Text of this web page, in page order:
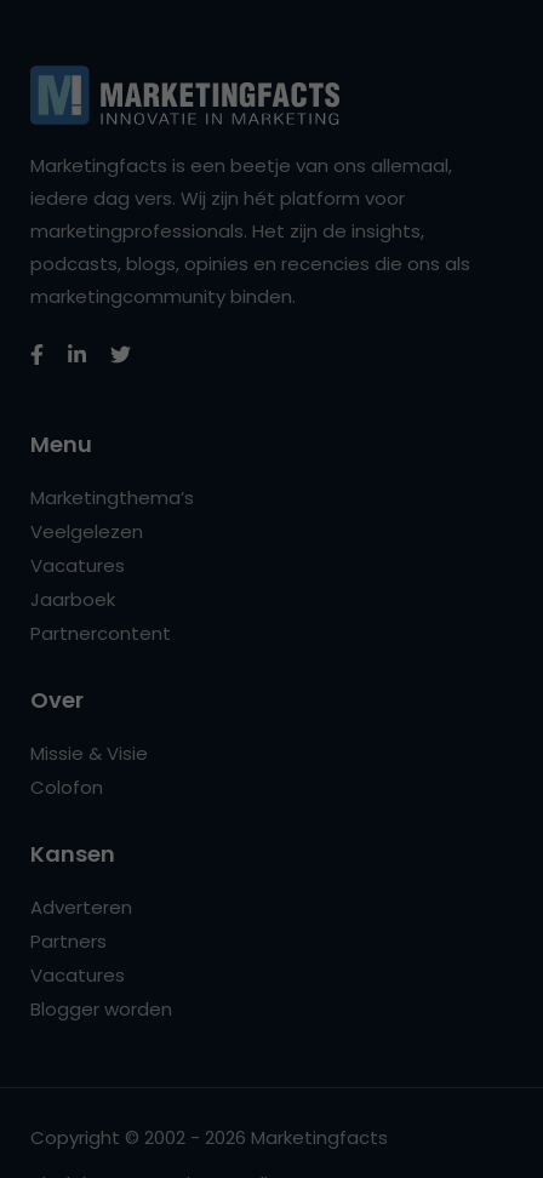
Marketingfacts is een beetje van ons allemaal,
iedere dag vers. Wij zijn hét platform voor
marketingprofessionals. Het zijn de insights,
podcasts, blogs, opinies en recencies die ons als
marketingcommunity binden.
Menu
Marketingthema’s
Veelgelezen
Vacatures
Jaarboek
Partnercontent
Over
Missie & Visie
Colofon
Kansen
Adverteren
Partners
Vacatures
Blogger worden
Copyright © 2002 - 2026 Marketingfacts